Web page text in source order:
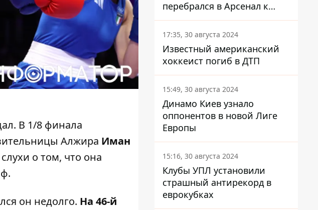
. В 1/8 финала
Алжира Иман
о том, что она
он недолго. На 46-й
перебрался в Арсенал к
Зинченко
17:35, 30 августа 2024
Известный американский
хоккеист погиб в ДТП
15:49, 30 августа 2024
Динамо Киев узнало
оппонентов в новой Лиге
Европы
15:16, 30 августа 2024
Клубы УПЛ установили
страшный антирекорд в
еврокубках